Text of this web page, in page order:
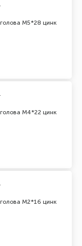
М5*28 цинк
М4*22 цинк
М2*16 цинк